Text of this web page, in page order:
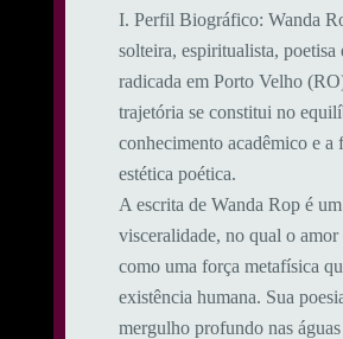
​I. Perfil Biográfico: ​Wanda
solteira, espiritualista, poetisa
radicada em Porto Velho
trajetória se constitui no
conhecimento acadêmico e a
estética poética.
A escrita de Wanda Rop é
visceralidade, no qual o amor
como uma força metafísica
existência humana. Sua
mergulho profundo nas